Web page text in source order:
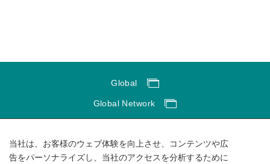
Global
Global Network
ソーシャルメディアポリシー
当社は、お客様のウェブ体験を向上させ、コンテンツや広
告をパーソナライズし、当社のアクセスを分析するために